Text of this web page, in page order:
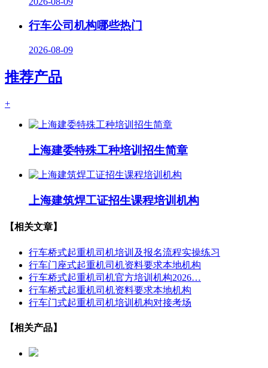
行车公司机构哪些热门
2026-08-09
推荐产品
+
上海建委特殊工种培训招生简章
上海建筑焊工证招生课程培训机构
【相关文章】
行车桥式起重机司机培训及报名流程实操练习
行车门座式起重机司机资料要求本地机构
行车桥式起重机司机官方培训机构2026…
行车桥式起重机司机资料要求本地机构
行车门式起重机司机培训机构对接考场
【相关产品】